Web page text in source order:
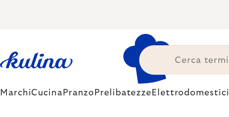
MarchiCucina Pranzo Prelibatezze Elettrodomestici